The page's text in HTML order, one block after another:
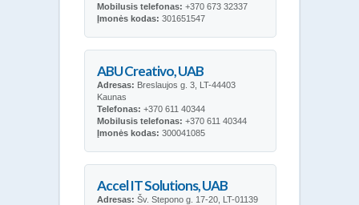
Mobilusis telefonas: +370 673 32337
Įmonės kodas: 301651547
ABU Creativo, UAB
Adresas: Breslaujos g. 3, LT-44403
Kaunas
Telefonas: +370 611 40344
Mobilusis telefonas: +370 611 40344
Įmonės kodas: 300041085
Accel IT Solutions, UAB
Adresas: Šv. Stepono g. 17-20, LT-01139